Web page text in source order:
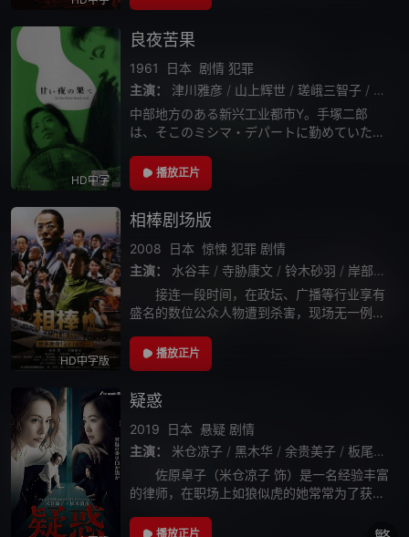
欣赏丈的天赋，希望教授其拳击技术
HD中字
良夜苦果
1961 日本 剧情 犯罪
主演：
津川雅彦 / 山上辉世 / 瑳峨三智子 / 日高
中部地方のある新兴工业都市Y。手塚二郎
は、そこのミシマ・デパートに勤めていた。
の口ぐせだった。ある时、ドライブ・インで
给仕をしていたはるみという女性と知り合
播放正片
HD中字版
相棒剧场版
2008 日本 惊悚 犯罪 剧情
主演：
水谷丰 / 寺胁康文 / 铃木砂羽 / 岸部一德
接连一段时间，在政坛、广播等行业享有
盛名的数位公众人物遭到杀害，现场无一例外
推理，杉下右京（水谷丰 饰）断定这些符号来
自国际象棋棋谱。与此同时，其搭档龟山薰
播放正片
疑惑
2019 日本 悬疑 剧情
主演：
米仓凉子 / 黑木华 / 余贵美子 / 板尾创路
佐原卓子（米仓凉子 饰）是一名经验丰富
的律师，在职场上如狼似虎的她常常为了获得
雅彦 饰）找到了卓子，将自己手上的一个案子
播放正片